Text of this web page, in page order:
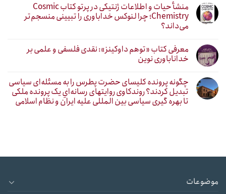
منشأ حیات و اطلاعات ژنتیکی در پرتو کتاب Cosmic
Chemistry؛ چرا لنوکس خداباوری را تبیینی منسجم‌تر
می‌داند؟
معرفی کتاب «توهم داوکینز»: نقدی فلسفی و علمی بر
خداناباوری نوین
چگونه پرونده کلیسای حضرت پطرس را به مسئله‌ای سیاسی
تبدیل کردند؟ روندکاوی روایتهای رسانه‌ایِ یک پرونده ملکی
تا بهره گیری سیاسی بین المللی علیه ایران و نظام اسلامی
موضوعات